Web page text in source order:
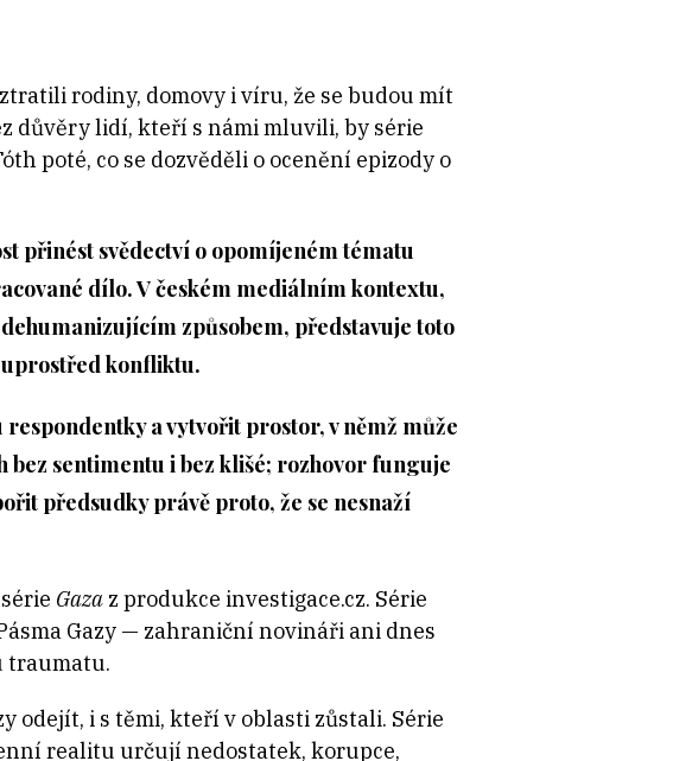
rodiny, domovy i víru, že se budou mít
důvěry lidí, kteří s námi mluvili, by série
poté, co se dozvěděli o ocenění epizody o
přinést svědectví o opomíjeném tématu
dílo. V českém mediálním kontextu,
způsobem, představuje toto
konfliktu.
a vytvořit prostor, v němž může
sentimentu i bez klišé; rozhovor funguje
předsudky právě proto, že se nesnaží
Gazaz produkce investigace.cz. Série
Gazy — zahraniční novináři ani dnes
traumatu.
odejít, i s těmi, kteří v oblasti zůstali. Série
realitu určují nedostatek, korupce,